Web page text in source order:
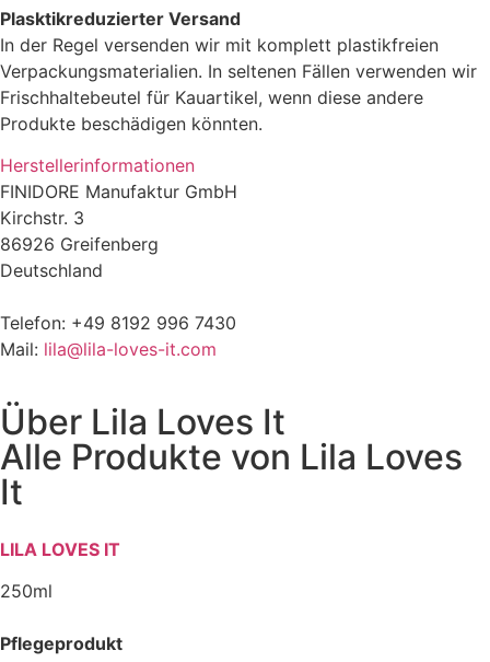
Plasktikreduzierter Versand
In der Regel versenden wir mit komplett plastikfreien
Verpackungsmaterialien. In seltenen Fällen verwenden wir
Frischhaltebeutel für Kauartikel, wenn diese andere
Produkte beschädigen könnten.
Herstellerinformationen
FINIDORE Manufaktur GmbH
Kirchstr. 3
86926 Greifenberg
Deutschland
Telefon: +49 8192 996 7430
Mail: lila@lila-loves-it.com
Über Lila Loves It
Alle Produkte von Lila Loves
It
LILA LOVES IT
250ml
Pflegeprodukt